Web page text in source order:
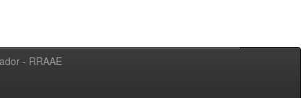
- RRAAE